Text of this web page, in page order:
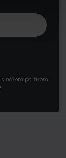
našom politikom